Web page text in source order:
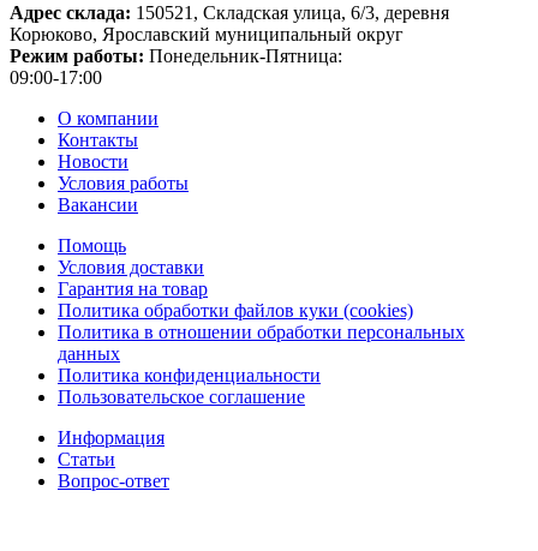
Адрес склада: 150521, Складская улица, 6/3, деревня
Корюково, Ярославский муниципальный округ
Режим работы: Понедельник-Пятница:
09:00-17:00
О компании
Контакты
Новости
Условия работы
Вакансии
Помощь
Условия доставки
Гарантия на товар
Политика обработки файлов куки (cookies)
Политика в отношении обработки персональных
данных
Политика конфиденциальности
Пользовательское соглашение
Информация
Статьи
Вопрос-ответ